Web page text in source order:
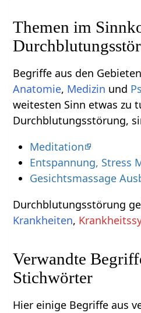
Themen im
Begriffe aus den Gebieten
Anatomie, Medizin und
weitesten Sinn etwas zu
Durchblutungsstörung,
Meditation
Entspannung, Stress
Gesichtsmassage
Durchblutungsstörung
Krankheiten,
Verwandte
Stichwörter
Hier einige Begriffe aus